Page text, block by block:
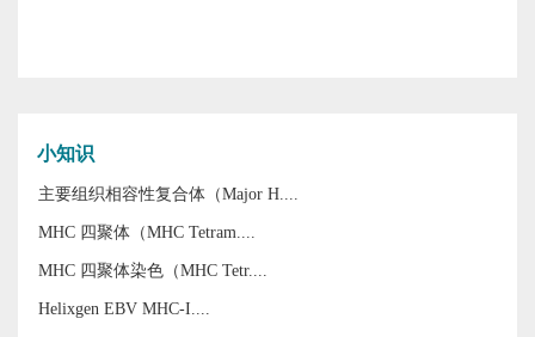
小知识
主要组织相容性复合体（Major H....
MHC 四聚体（MHC Tetram....
MHC 四聚体染色（MHC Tetr....
Helixgen EBV MHC-I....